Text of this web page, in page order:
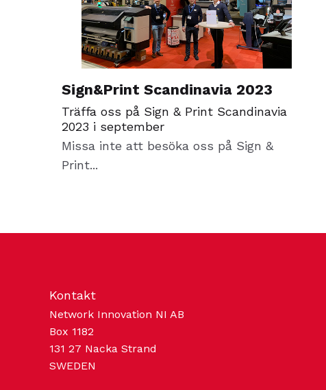
Sign&Print Scandinavia 2023
Träffa oss på Sign & Print Scandinavia
2023 i september
Missa inte att besöka oss på Sign &
Print...
Kontakt
Network Innovation NI AB
Box 1182
131 27 Nacka Strand
SWEDEN